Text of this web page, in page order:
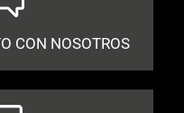
CON NOSOTROS